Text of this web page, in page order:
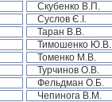
Скубенко В.П.
Суслов Є.І.
Таран В.В.
Тимошенко Ю.В.
Томенко М.В.
Турчинов О.В.
Фельдман О.Б.
Чепинога В.М.